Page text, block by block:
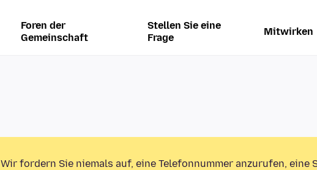
Foren der
Gemeinschaft
Stellen Sie eine
Frage
Mitwirken
Wir fordern Sie niemals auf, eine Telefonnummer anzurufen, eine